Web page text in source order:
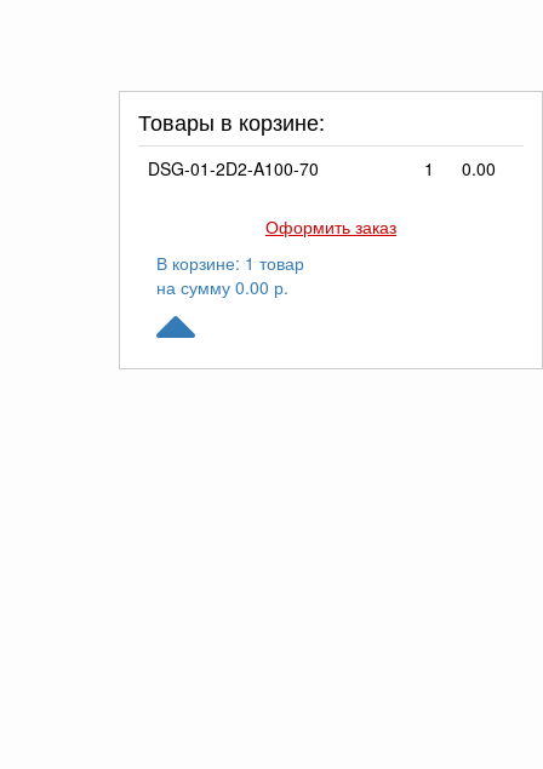
Товары в корзине:
DSG-01-2D2-A100-70 1 0.00
Оформить заказ
В корзине: 1 товар
на сумму 0.00 р.